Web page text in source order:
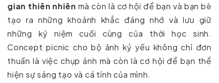
gian thiên nhiên mà còn là cơ hội để bạn và bạn bè
tạo ra những khoảnh khắc đáng nhớ và lưu giữ
những kỷ niệm cuối cùng của thời học sinh.
Concept picnic cho bộ ảnh kỷ yếu không chỉ đơn
thuần là việc chụp ảnh mà còn là cơ hội để bạn thể
hiện sự sáng tạo và cá tính của mình.